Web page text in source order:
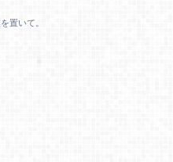
置いて。